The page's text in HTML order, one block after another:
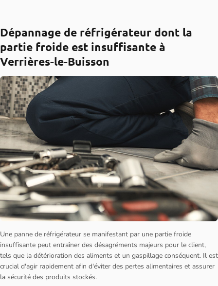
Dépannage de réfrigérateur dont la
partie froide est insuffisante à
Verrières-le-Buisson
Une panne de réfrigérateur se manifestant par une partie froide
insuffisante peut entraîner des désagréments majeurs pour le client,
tels que la détérioration des aliments et un gaspillage conséquent. Il est
crucial d'agir rapidement afin d'éviter des pertes alimentaires et assurer
la sécurité des produits stockés.